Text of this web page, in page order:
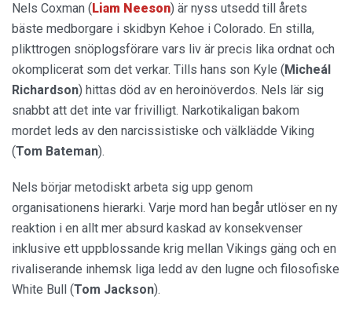
Nels Coxman (Liam Neeson) är nyss utsedd till årets
bäste medborgare i skidbyn Kehoe i Colorado. En stilla,
plikttrogen snöplogsförare vars liv är precis lika ordnat och
okomplicerat som det verkar. Tills hans son Kyle (Micheál
Richardson) hittas död av en heroinöverdos. Nels lär sig
snabbt att det inte var frivilligt. Narkotikaligan bakom
mordet leds av den narcissistiske och välklädde Viking
(Tom Bateman).
Nels börjar metodiskt arbeta sig upp genom
organisationens hierarki. Varje mord han begår utlöser en ny
reaktion i en allt mer absurd kaskad av konsekvenser
inklusive ett uppblossande krig mellan Vikings gäng och en
rivaliserande inhemsk liga ledd av den lugne och filosofiske
White Bull (Tom Jackson).